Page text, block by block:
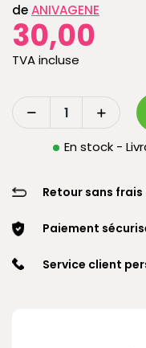
deANIVAGENE
30,00
TVA incluse
En stock -
Retour sans frais
Paiement
Service client